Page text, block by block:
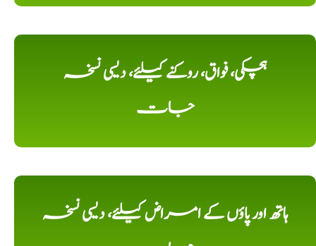
ہچکی، فواق، روکنے کیلئے، دیسی نسخہ
جات
ہاتھ اور پاؤں کے امراض کیلئے، دیسی نسخہ